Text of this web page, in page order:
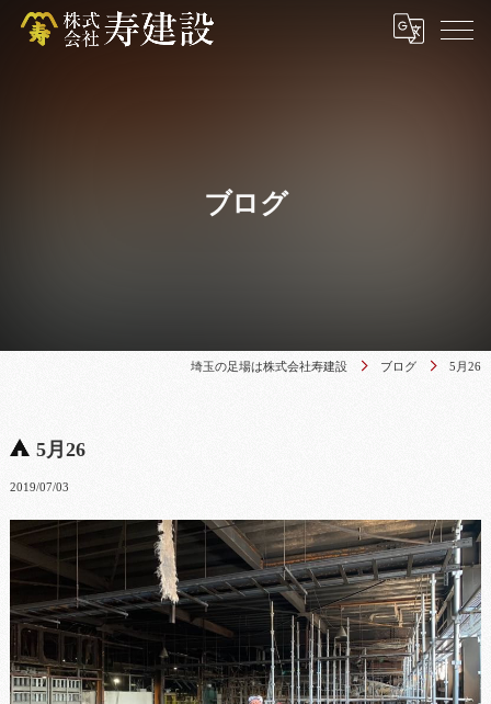
ブログ
埼玉の足場は株式会社寿建設 ブログ 5月26
5月26
2019/07/03